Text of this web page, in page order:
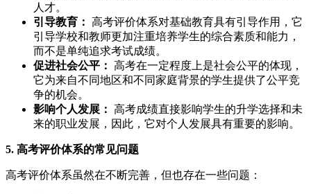
人才。
引导教育： 高考评价体系对基础教育具有引导作用，它
引导学校和教师更加注重培养学生的综合素质和能力，
而不是单纯追求考试成绩。
促进社会公平： 高考在一定程度上是社会公平的体现，
它为来自不同地区和不同家庭背景的学生提供了公平竞
争的机会。
影响个人发展： 高考成绩直接影响学生的升学选择和未
来的职业发展，因此，它对个人发展具有重要的影响。
5. 高考评价体系的常见问题
高考评价体系虽然在不断完善，但也存在一些问题：